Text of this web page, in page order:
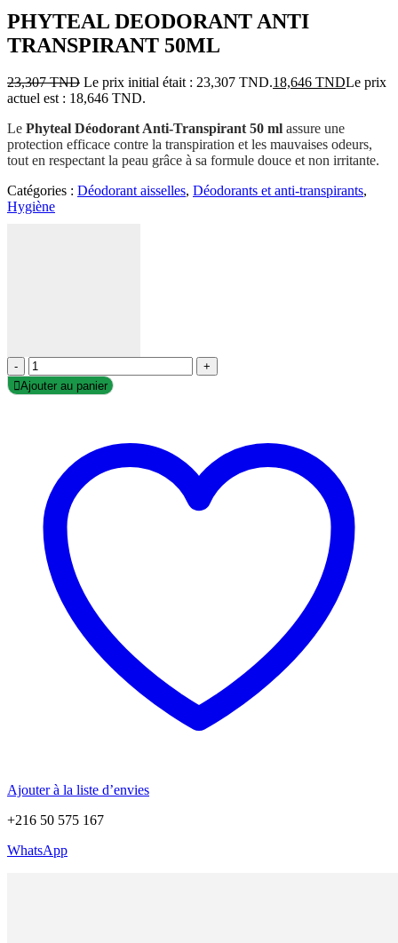
PHYTEAL DEODORANT ANTI
TRANSPIRANT 50ML
23,307TND Le prix initial était : 23,307 TND.18,646 TNDLe prix
actuel est : 18,646 TND.
Le Phyteal Déodorant Anti-Transpirant 50 ml assure une
protection efficace contre la transpiration et les mauvaises odeurs,
tout en respectant la peau grâce à sa formule douce et non irritante.
Catégories : Déodorant aisselles, Déodorants et anti-transpirants,
Hygiène
-
+
Ajouter au panier
Ajouter à la liste d’envies
+216 50 575 167
WhatsApp